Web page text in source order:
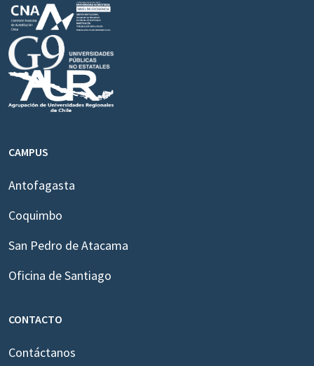
CAMPUS
Antofagasta
Coquimbo
San Pedro de Atacama
Oficina de Santiago
CONTACTO
Contáctanos